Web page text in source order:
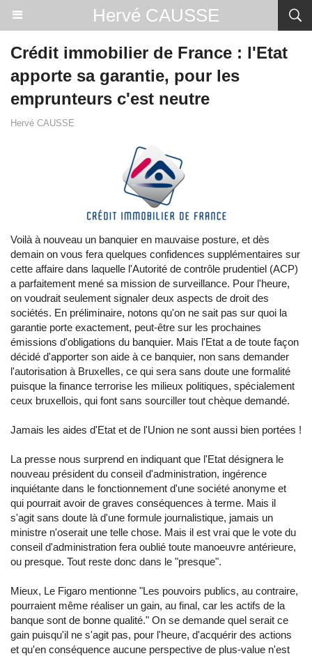
Hervé CAUSSE
Crédit immobilier de France : l'Etat
apporte sa garantie, pour les
emprunteurs c'est neutre
Hervé CAUSSE
Voilà à nouveau un banquier en mauvaise posture, et dès
demain on vous fera quelques confidences supplémentaires sur
cette affaire dans laquelle l'Autorité de contrôle prudentiel (ACP)
a parfaitement mené sa mission de surveillance. Pour l'heure,
on voudrait seulement signaler deux aspects de droit des
sociétés. En préliminaire, notons qu'on ne sait pas sur quoi la
garantie porte exactement, peut-être sur les prochaines
émissions d'obligations du banquier. Mais l'Etat a de toute façon
décidé d'apporter son aide à ce banquier, non sans demander
l'autorisation à Bruxelles, ce qui sera sans doute une formalité
puisque la finance terrorise les milieux politiques, spécialement
ceux bruxellois, qui font sans sourciller tout chèque demandé.
Jamais les aides d'Etat et de l'Union ne sont aussi bien portées !
La presse nous surprend en indiquant que l'Etat désignera le
nouveau président du conseil d'administration, ingérence
inquiétante dans le fonctionnement d'une société anonyme et
qui pourrait avoir de graves conséquences à terme. Mais il
s'agit sans doute là d'une formule journalistique, jamais un
ministre n'oserait une telle chose. Mais il est vrai que le vote du
conseil d'administration fera oublié toute manoeuvre antérieure,
ou presque. Tout reste donc dans le "presque".
Mieux, Le Figaro mentionne "Les pouvoirs publics, au contraire,
pourraient même réaliser un gain, au final, car les actifs de la
banque sont de bonne qualité." On se demande quel serait ce
gain puisqu'il ne s'agit pas, pour l'heure, d'acquérir des actions
et qu'en conséquence aucune perspective de plus-value n'est